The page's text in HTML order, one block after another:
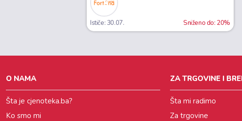
Ističe: 30.07. Sniženo do: 20%
O NAMA
Šta je cjenoteka.ba?
Ko smo mi
ZA TRGOVINE I
Šta mi radimo
Za trgovine